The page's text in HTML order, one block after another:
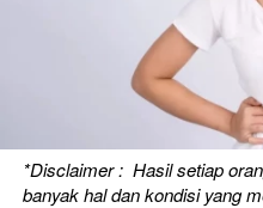
*Disclaimer :  Hasil setiap
banyak hal dan kondisi yang